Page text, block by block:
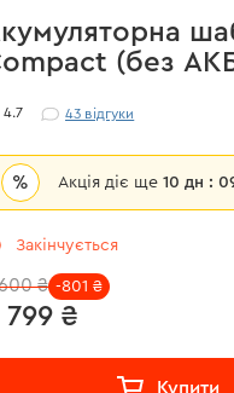
(без
4.7 43 відгуки
% Акція діє ще10 дн :
Закінчується
799 ₴
₴ -801 ₴
Купити